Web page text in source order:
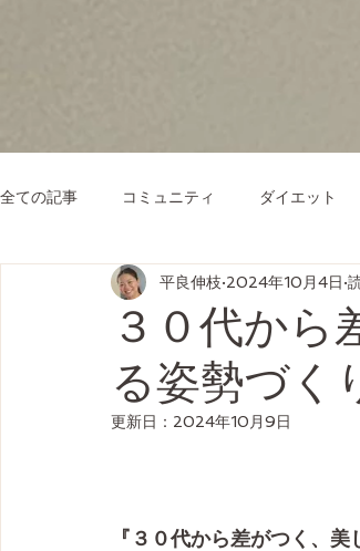
全ての記事 コミュニティ ダイエット
３０代から
る姿勢づく
平良伸枝 2024年10月4日
更新日： 2024年10月9日
『３０代から差がつく、